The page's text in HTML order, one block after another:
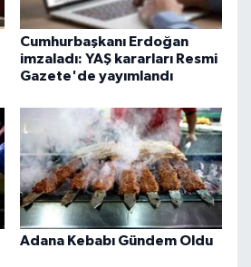
Cumhurbaşkanı Erdoğan
imzaladı: YAŞ kararları Resmi
Gazete'de yayımlandı
Adana Kebabı Gündem Oldu